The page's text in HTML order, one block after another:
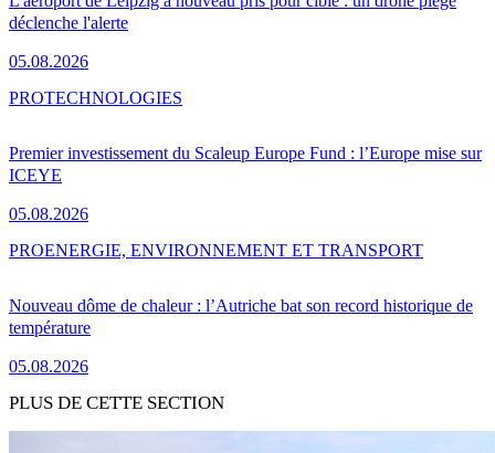
déclenche l'alerte
05.08.2026
Premier investissement du Scaleup Europe Fund : l’Europe mise sur
ICEYE
05.08.2026
PROTECHNOLOGIES
Nouveau dôme de chaleur : l’Autriche bat son record historique de
température
05.08.2026
PROENERGIE, ENVIRONNEMENT ET TRANSPORT
PLUS DE CETTE SECTION